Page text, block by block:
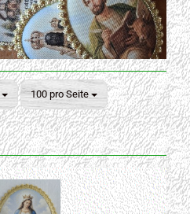
100 pro Seite
pro Seite